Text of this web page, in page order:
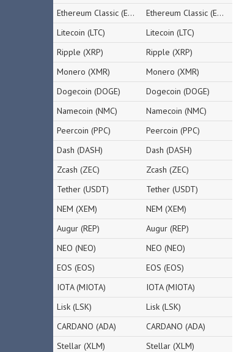
Ethereum Classic (ETC)
Litecoin (LTC)
Ripple (XRP)
Monero (XMR)
Dogecoin (DOGE)
Namecoin (NMC)
Peercoin (PPC)
Dash (DASH)
Zcash (ZEC)
Tether (USDT)
NEM (XEM)
Augur (REP)
NEO (NEO)
EOS (EOS)
IOTA (MIOTA)
Lisk (LSK)
CARDANO (ADA)
Stellar (XLM)
Ethereum Classic (ETC)
Litecoin (LTC)
Ripple (XRP)
Monero (XMR)
Dogecoin (DOGE)
Namecoin (NMC)
Peercoin (PPC)
Dash (DASH)
Zcash (ZEC)
Tether (USDT)
NEM (XEM)
Augur (REP)
NEO (NEO)
EOS (EOS)
IOTA (MIOTA)
Lisk (LSK)
CARDANO (ADA)
Stellar (XLM)